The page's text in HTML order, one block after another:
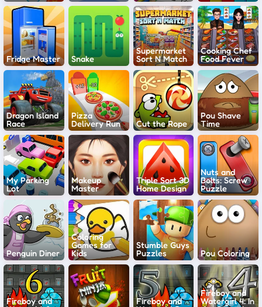
Fridge Master Snake
Supermarket
Sort N Match
Cooking Chef
Food Fever
Dragon Island
Race
Pizza
Delivery Run
Cut the Rope
Pou Shave
Time
My Parking
Lot
Makeup
Master
Triple Sort 3D
Home Design
Nuts and
Bolts: Screw
Puzzle
Penguin Diner
Coloring
Games for
Kids
Stumble Guys
Puzzles
Pou Coloring
Fireboy and
Fireboy and
Fireboy and
Watergirl 4: In